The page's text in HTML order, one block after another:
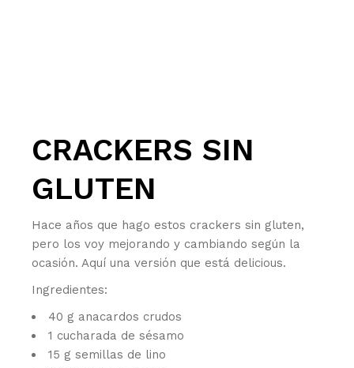
CRACKERS SIN
GLUTEN
Hace años que hago estos crackers sin gluten,
pero los voy mejorando y cambiando según la
ocasión. Aquí una versión que está delicious.
Ingredientes:
40 g anacardos crudos
1 cucharada de sésamo
15 g semillas de lino